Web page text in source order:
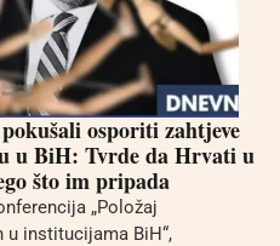
osporiti zahtjeve
u BiH: Tvrde da Hrvati u
što im pripada
„Položaj
institucijama BiH“,